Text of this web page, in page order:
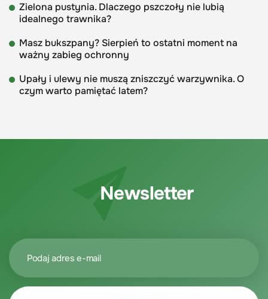
Zielona pustynia. Dlaczego pszczoły nie lubią
idealnego trawnika?
Masz bukszpany? Sierpień to ostatni moment na
ważny zabieg ochronny
Upały i ulewy nie muszą zniszczyć warzywnika. O
czym warto pamiętać latem?
Newsletter